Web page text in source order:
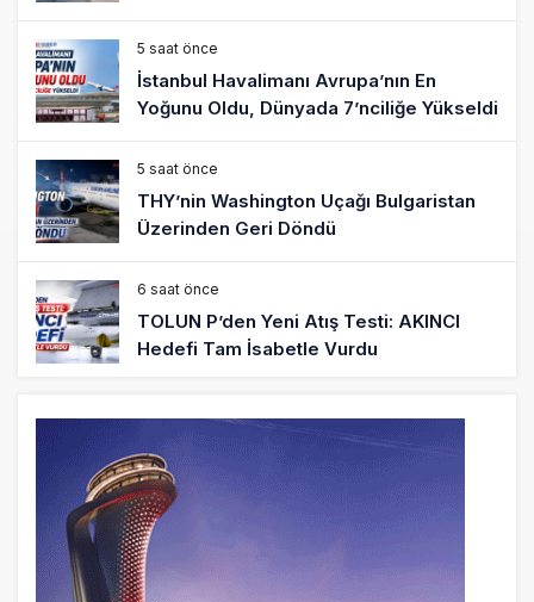
5 saat önce
İstanbul Havalimanı Avrupa’nın En
Yoğunu Oldu, Dünyada 7’nciliğe Yükseldi
5 saat önce
THY’nin Washington Uçağı Bulgaristan
Üzerinden Geri Döndü
6 saat önce
TOLUN P’den Yeni Atış Testi: AKINCI
Hedefi Tam İsabetle Vurdu
Türkiye’nin Milli Motor Projelerinde Yeni
Dönem: TEI TEKNOLOJİ Kuruldu
22 saat önce
SunExpress Günlük Yolcu Rekorunu 72
Bin 340’a Çıkardı